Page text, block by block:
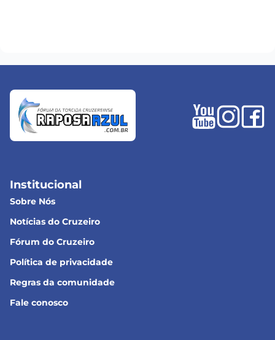
Institucional
Sobre Nós
Notícias do Cruzeiro
Fórum do Cruzeiro
Política de privacidade
Regras da comunidade
Fale conosco